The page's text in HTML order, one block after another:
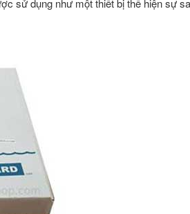
sử dụng như một thiết bị thể hiện sự